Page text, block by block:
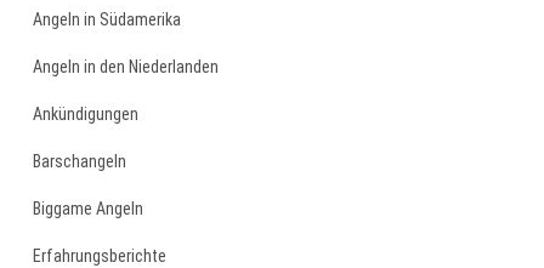
Angeln in Südamerika
Angeln in den Niederlanden
Ankündigungen
Barschangeln
Biggame Angeln
Erfahrungsberichte